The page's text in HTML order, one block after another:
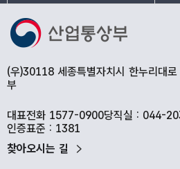
(우)30118 세종특별자치시 한누리대
부
대표전화 1577-0900당직실 : 044-
인증표준 : 1381
찾아오시는 길